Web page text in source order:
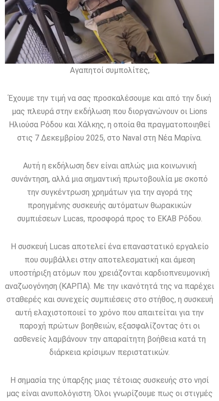
Αγαπητοί συμπολίτες,
Έχουμε την τιμή να σας προσκαλέσουμε και από την δική
μας πλευρά στην εκδήλωση που διοργανώνουν οι Lions
Ηλιούσα Ρόδου και Χάλκης, η οποία θα πραγματοποιηθεί
στις 7 Δεκεμβρίου 2025, στο Naval στη Νέα Μαρίνα.
Αυτή η εκδήλωση δεν είναι απλώς μια κοινωνική
συνάντηση, αλλά μια σημαντική πρωτοβουλία με σκοπό
την συγκέντρωση χρημάτων για την αγορά της
προηγμένης συσκευής αυτόματων θωρακικών
συμπιέσεων Lucas, προσφορά προς το ΕΚΑΒ Ρόδου.
Η συσκευή Lucas αποτελεί ένα επαναστατικό εργαλείο
που συμβάλλει στην αποτελεσματική και άμεση
υποστήριξη ατόμων που χρειάζονται καρδιοπνευμονική
αναζωογόνηση (ΚΑΡΠΑ). Με την ικανότητά της να παρέχει
σταθερές και συνεχείς συμπιέσεις στο στήθος, η συσκευή
αυτή ελαχιστοποιεί το χρόνο που απαιτείται για την
παροχή πρώτων βοηθειών, εξασφαλίζοντας ότι οι
ασθενείς λαμβάνουν την απαραίτητη βοήθεια κατά τη
διάρκεια κρίσιμων περιστατικών.
Η σημασία της ύπαρξης μιας τέτοιας συσκευής στο νησί
μας είναι ανυπολόγιστη. Όλοι γνωρίζουμε πως οι στιγμές